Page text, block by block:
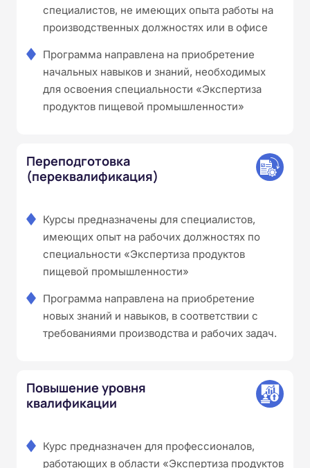
специалистов, не имеющих опыта работы на
производственных должностях или в офисе
Программа направлена на приобретение
начальных навыков и знаний, необходимых
для освоения специальности «Экспертиза
продуктов пищевой промышленности»
Переподготовка
(переквалификация)
Курсы предназначены для специалистов,
имеющих опыт на рабочих должностях по
специальности «Экспертиза продуктов
пищевой промышленности»
Программа направлена на приобретение
новых знаний и навыков, в соответствии с
требованиями производства и рабочих задач.
Повышение уровня
квалификации
Курс предназначен для профессионалов,
работающих в области «Экспертиза продуктов